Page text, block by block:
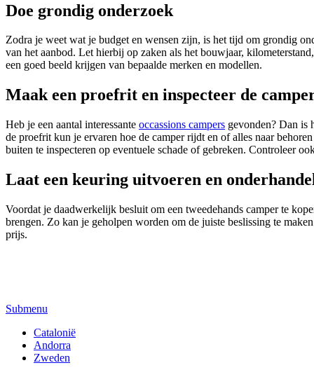
Doe grondig onderzoek
Zodra je weet wat je budget en wensen zijn, is het tijd om grondig
van het aanbod. Let hierbij op zaken als het bouwjaar,
een goed beeld krijgen van bepaalde merken en modellen.
Maak een proefrit en inspecteer de
Heb je een aantal interessante occassions campers gevonden? Dan is
de proefrit kun je ervaren hoe de camper rijdt en of alles naar
buiten te inspecteren op eventuele schade of gebreken. Controleer
Laat een keuring uitvoeren en
Voordat je daadwerkelijk besluit om een tweedehands camper te
brengen. Zo kan je geholpen worden om de juiste beslissing te
prijs.
Submenu
Catalonië
Andorra
Zweden